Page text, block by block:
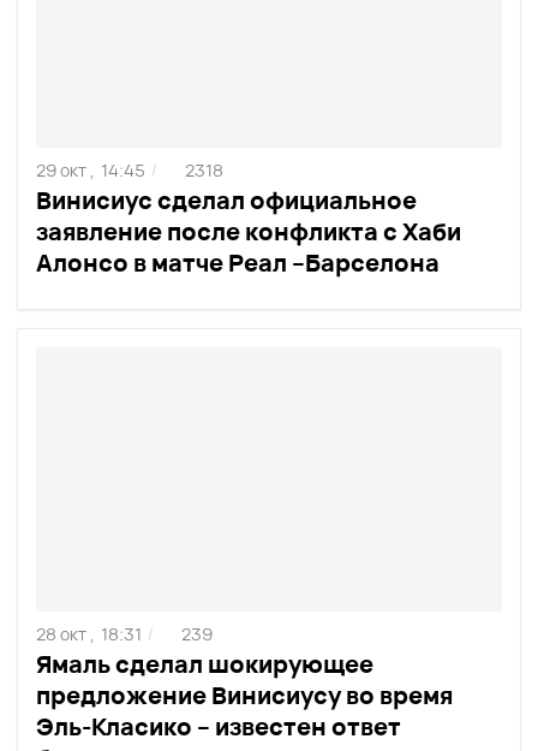
Винисиус сделал официальное
заявление после конфликта с Хаби
Алонсо в матче Реал –Барселона
29 окт , 14:45 / 2318
Ямаль сделал шокирующее
предложение Винисиусу во время
Эль-Класико – известен ответ
28 окт , 18:31 / 239